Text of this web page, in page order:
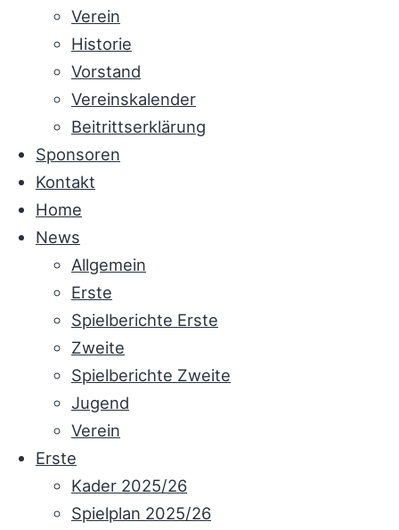
Verein
Historie
Vorstand
Vereinskalender
Beitrittserklärung
Sponsoren
Kontakt
Home
News
Allgemein
Erste
Spielberichte Erste
Zweite
Spielberichte Zweite
Jugend
Verein
Erste
Kader 2025/26
Spielplan 2025/26